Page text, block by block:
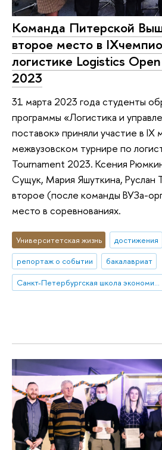
Команда Питерской
второе место в
логистике Logistics
2023
31 марта 2023 года студенты
программы «Логистика и
поставок» приняли участие в
межвузовском турнире по
Tournament 2023. Ксения
Сущук, Мария Яшуткина, Руслан
второе (после команды ВУЗа-
место в соревнованиях.
Университетская жизнь достижения
репортаж о событии
бакалавриат
Санкт-Петербургская школа экономики и менеджмента